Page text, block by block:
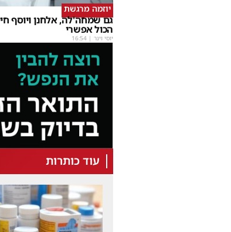
יוזמה מרגשת
גם שמחה'לה, אלחנן ויוסף
הכול אפשרי
יוסי וינר |
16:54
עוד כותרות